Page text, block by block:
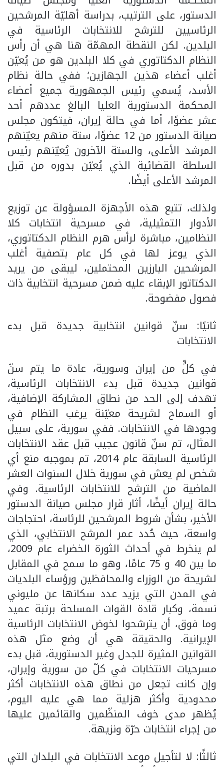
الدستور، على الترتيب، بدراسة أهليّة المرشحين
الرئاسيين للترشح للانتخابات الرئاسية في
البلدين. لكن النقطة المهمّة هنا هي أن رأس
النظام الدكتاتوري في كلا البلدين هو من يُعيّن
أغلب أعضاء هذين الجهازين؛ ففي حالة نظام
الأسد، يُسمي رئيس الجمهورية جميع أعضاء
المحكمة الدستورية العليا البالغ عددهم أحد
عشر عضوًا، أما في حالة إيران، فيتكون مجلس
صيانة الدستور من 12 عضوًا، ستة منهم يعيّنهم
المرشد الأعلى، والستة الآخرون يُعيّنهم رئيس
السلطة القضائية الذي يُعيّن بدوره من قبل
المرشد الأعلى أيضًا.
ولذلك، تتبع هذه الأجهزة المسؤولة عن توزيع
الأدوار التمثيلية، في مسرحية انتخابات كلا
النظامين، مباشرة لرأس هرم النظام الدكتاتوري،
الذي يوعز لها في كل عام بتصفية أغلب
المرشحين البارزين المحتملين، ليبقى من يريد
الدكتاتور الإبقاء عليه ضمن مسرحية انتخابية ذات
فصول مفضوحة.
ثانيًا: سنّ قوانين انتخابية جديدة قبل بدء
الانتخابات
في كلٍّ من إيران وسورية، عادة ما يتم سنّ
قوانين جديدة قبل بدء الانتخابات الرئاسية،
تهدف إلى الحد من نطاق المشاركة الإضافية،
أو السماح لشريحة معيّنة يرغب النظام في
وجودها في الانتخابات. ففي سورية، على سبيل
المثال، تم سنّ قانون عجيب قبل عقد الانتخابات
الرئاسية السابقة عام 2014، تم بموجبه منع أي
شخص لم يعش في سورية خلال السنوات العشر
الماضية من الترشح للانتخابات الرئاسية. وفي
حالة إيران أيضًا، أثار قرار مجلس صيانة الدستور
الأخير، بشأن شروط المرشحين للرئاسة، احتجاجات
واسعة، حيث حُدد عمر المرشح الانتخابي، الذي
لم ينخرط في أحداث الثورة الخضراء عام 2009،
ما بين 40 و 75 عامًا، وهو ما سمح في المقابل
لشريحة من الوزراء والمحافظين ورؤساء البلديات
في المدن التي يزيد عدد سكانها عن مليوني
نسمة، وكبار قادة القوات المسلحة برتبة عميد
وما فوق، أن يترشحوا لخوض الانتخابات الرئاسية
الإيرانية. والحقيقة هي أن وضع مثل هذه
القوانين المثيرة للجدل وغير الدستورية، قبل بدء
مسرحيات الانتخابات في كلّ من سورية وإيران،
وإن كانت تجعل من نطاق هذه الانتخابات أكثر
محدودية وأكثر هزلية مما هي عليه اليوم،
يُظهر مدى خوف المنظّمين والقائمين عليها
من إجراء انتخابات حرّة ونزيهة.
ثالثًا: لا لتأجيل موعد الانتخابات في البلدان التي